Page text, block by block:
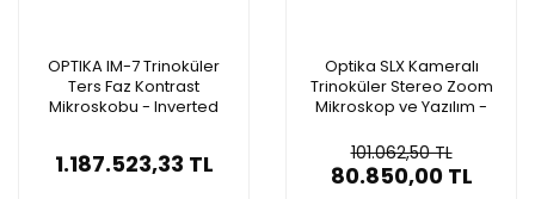
OPTIKA IM-7 Trinoküler
Ters Faz Kontrast
Mikroskobu - Inverted
1.187.523,33 TL
Optika SLX Kameralı
Trinoküler Stereo Zoom
Mikroskop ve Yazılım -
101.062,50 TL
80.850,00 TL